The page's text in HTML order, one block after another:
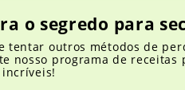
o segredo para
tentar outros métodos de
nosso programa de receitas